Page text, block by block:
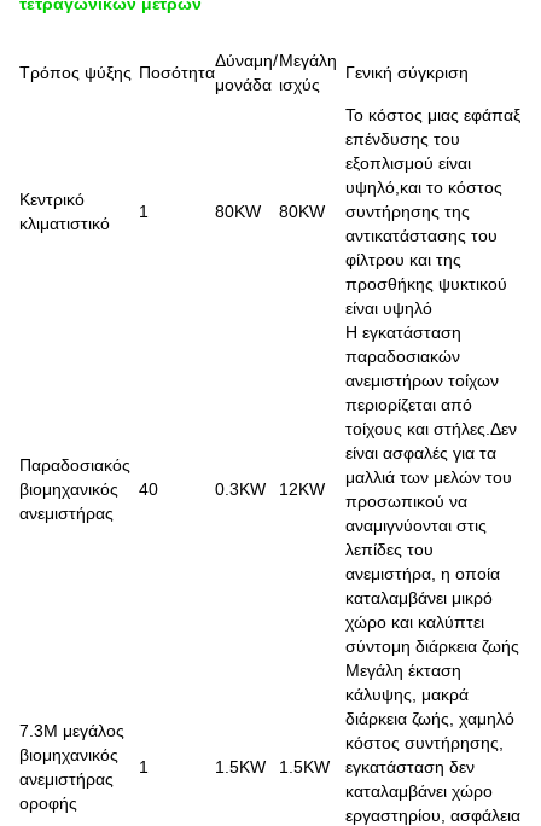
Τρόπος ψύξης Ποσότητα
Δύναμη/
μονάδα
Μεγάλη
ισχύς
Γενική σύγκριση
Κεντρικό
κλιματιστικό
1 80KW 80KW
Το κόστος μιας εφάπαξ
επένδυσης του
εξοπλισμού είναι
υψηλό,και το κόστος
συντήρησης της
αντικατάστασης του
φίλτρου και της
προσθήκης ψυκτικού
είναι υψηλό
Παραδοσιακός
βιομηχανικός
ανεμιστήρας
40 0.3KW 12KW
Η εγκατάσταση
παραδοσιακών
ανεμιστήρων τοίχων
περιορίζεται από
τοίχους και στήλες.Δεν
είναι ασφαλές για τα
μαλλιά των μελών του
προσωπικού να
αναμιγνύονται στις
λεπίδες του
ανεμιστήρα, η οποία
καταλαμβάνει μικρό
χώρο και καλύπτει
σύντομη διάρκεια ζωής
7.3M μεγάλος
βιομηχανικός
ανεμιστήρας
οροφής
1 1.5KW 1.5KW
Μεγάλη έκταση
κάλυψης, μακρά
διάρκεια ζωής, χαμηλό
κόστος συντήρησης,
εγκατάσταση δεν
καταλαμβάνει χώρο
εργαστηρίου, ασφάλεια